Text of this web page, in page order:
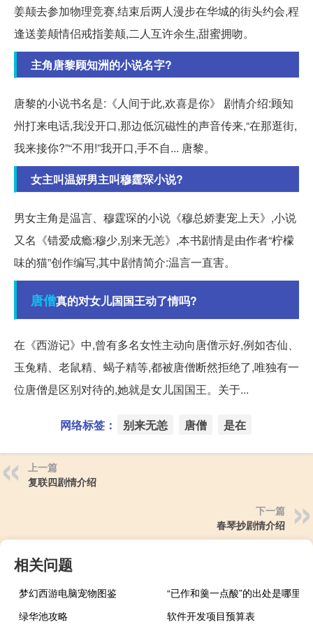
姜颠去参加物理竞赛,结束后两人漫步在华城的街头约会,程
逢送姜颠情侣戒指姜颠,二人互许余生,甜蜜拥吻。
主角唐黎顾知洲的小说名字?
唐黎的小说书名是:《人间于此,欢喜是你》 剧情介绍:顾知
州打来电话,我没开口,那边低沉磁性的声音传来,“在那逛街,
我来接你?”“不用!”我开口,手不自... 唐黎。
女主叫温妍男主叫穆霆琛小说?
男女主角是温言、穆霆琛的小说《穆总娇妻宠上天》,小说
又名《错爱成瘾:穆少,别来无恙》,本书剧情是由作者“柠檬
味的猫”创作编写,其中剧情简介:温言一直害。
唐僧真的对女儿国国王动了情吗?
在《西游记》中,曾有多名女性主动向唐僧示好,例如杏仙、
玉兔精、老鼠精、蝎子精等,都被唐僧断然拒绝了,唯独有一
位唐僧是区别对待的,她就是女儿国国王。关于...
网络标签： 别来无恙 唐僧 是在
上一篇
复联四剧情介绍
下一篇
春琴抄剧情介绍
相关问题
梦幻西游电脑宠物图鉴
“已作和羹一点酸”的出处是哪里
绿华池攻略
软件开发项目预算表